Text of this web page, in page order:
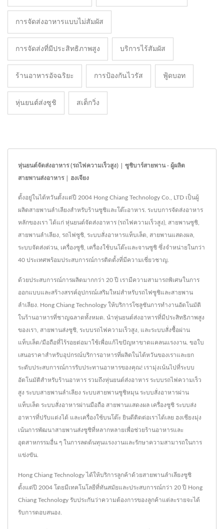
การจัดส่งอาหารแบบไม่สัมผัส
การจัดส่งที่มีประสิทธิภาพสูง บริการไร้สัมผัส
ร้านอาหารอัจฉริยะ การป้องกันไวรัส ฟู้ดบอท
หุ่นยนต์ส่งซูชิ สเต็กวิ่ง
หุ่นยนต์จัดส่งอาหาร (รถไฟความเร็วสูง) | ซูชิบาร์สายพาน - ผู้ผลิต
สายพานส่งอาหาร | ฮงเจียง
ตั้งอยู่ในไต้หวันตั้งแต่ปี 2004 Hong Chiang Technology Co., LTD เป็นผู้
ผลิตสายพานลำเลียงสำหรับร้านซูชิและโต๊ะอาหาร. ระบบการจัดส่งอาหาร
หลักของเรา ได้แก่ หุ่นยนต์จัดส่งอาหาร (รถไฟความเร็วสูง), สายพานซูชิ,
สายพานลำเลียง, รถไฟซูชิ, ระบบสั่งอาหารแท็บเล็ต, สายพานแสดงผล,
ระบบจัดส่งด่วน, เครื่องซูชิ, เครื่องใช้บนโต๊ะและจานซูชิ ซึ่งจำหน่ายในกว่า
40 ประเทศพร้อมประสบการณ์การติดตั้งที่มีความเชี่ยวชาญ.
ด้วยประสบการณ์การผลิตมากกว่า 20 ปี เรามีความสามารถพิเศษในการ
ออกแบบและสร้างสรรค์อุปกรณ์เสริมใหม่สำหรับรถไฟซูชิและสายพาน
ลำเลียง. Hong Chiang Technology ให้บริการโซลูชันการทำงานอัตโนมัติ
ในร้านอาหารที่ชาญฉลาดทั้งหมด. นำหุ่นยนต์ส่งอาหารที่มีประสิทธิภาพสูง
ของเรา, สายพานส่งซูชิ, ระบบรถไฟความเร็วสูง, และระบบสั่งซื้อผ่าน
แท็บเล็ต/มือถือที่ไร้รอยต่อมาใช้เพื่อแก้ไขปัญหาขาดแคลนแรงงาน. ขอใบ
เสนอราคาสำหรับอุปกรณ์บริการอาหารที่ผลิตในไต้หวันของเราและยก
ระดับประสบการณ์การรับประทานอาหารของคุณ! เรามุ่งเน้นไปที่ระบบ
อัตโนมัติสำหรับร้านอาหาร รวมถึงหุ่นยนต์ส่งอาหาร ระบบรถไฟความเร็ว
สูง ระบบสายพานลำเลียง ระบบสายพานซูชิหมุน ระบบสั่งอาหารผ่าน
แท็บเล็ต ระบบสั่งอาหารผ่านมือถือ สายพานแสดงผล เครื่องซูชิ ระบบส่ง
อาหารที่ปรับแต่งได้ และเครื่องใช้บนโต๊ะ ยินดีติดต่อเราได้เลย ฮงเชียงมุ่ง
เน้นการพัฒนาสายพานส่งซูชิที่หลากหลายเพื่อช่วยร้านอาหารและ
อุตสาหกรรมอื่น ๆ ในการลดต้นทุนแรงงานและรักษาความสามารถในการ
แข่งขัน.
Hong Chiang Technology ได้ให้บริการลูกค้าด้วยสายพานลำเลียงซูชิ
ตั้งแต่ปี 2004 โดยมีเทคโนโลยีที่ทันสมัยและประสบการณ์กว่า 20 ปี Hong
Chiang Technology รับประกันว่าความต้องการของลูกค้าแต่ละรายจะได้
รับการตอบสนอง.